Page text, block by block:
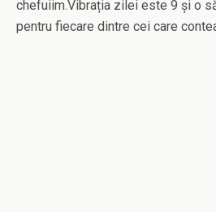
chefuiim.Vibrația zilei este 9 și o
pentru fiecare dintre cei care